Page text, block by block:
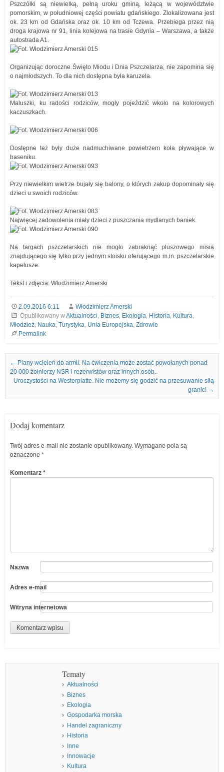
Pszczółki są niewielką, pełną uroku gminą, leżącą w województwie
pomorskim, w południowej części powiatu gdańskiego. Zlokalizowana jest
ok. 23 km od Gdańska oraz ok. 10 km od Tczewa. Przebiega przez nią
droga krajowa nr 91, linia kolejowa na trasie Gdynia – Warszawa, a także
autostrada A1.
Organizując doroczne Święto Miodu i Dnia Pszczelarza, nie zapomina się
o najmłodszych. To dla nich dostępna była karuzela.
Maluszki, ku radości rodziców, mogły pojeździć wkoło na kolorowych
kaczuszkach.
Dostępne też były duże nadmuchiwane powietrzem koła pływające w
baseniku.
Przy niewielkim wietrze bujały się balony, o których zakup dopominały się
dzieci u swoich rodziców.
Najwięcej zadowolenia miały dzieci z puszczania mydlanych baniek.
Na targach pszczelarskich nie mogło zabraknąć pluszowego misia
znajdującego się tylko przy jednym stoisku oferującego m.in. pszczelarskie
kapelusze.
Tekst i zdjęcia: Włodzimierz Amerski
2.09.2016 6:11
Włodzimierz Amerski
Opublikowany wAktualności, Biznes, Ekologia, Historia, Kultura,
Młodzież, Nauka, Turystyka, Unia Europejska, Zdrowie
Permalink
Nawigacja we wpisach
← Plany wcieleń do armii. Na ćwiczenia może zostać powołanych ponad
20 000 żołnierzy NSR i rezerwistów oraz innych osób..
Uroczystości na Westerplatte. Nie możemy się godzić na przesuwanie siłą
granic! →
Dodaj komentarz
Twój adres e-mail nie zostanie opublikowany. Wymagane pola są
oznaczone *
Komentarz *
Nazwa
Adres e-mail
Witryna internetowa
Tematy
Aktualności
Biznes
Ekologia
Gospodarka morska
Handel zagraniczny
Historia
Inne
Innowacje
Kultura